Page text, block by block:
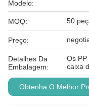
Modelo:
MOQ: 50
Preço:
Detalhes Da
Embalagem:
Os PP
caixa
Obtenha O Melhor